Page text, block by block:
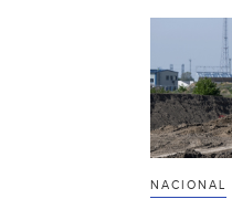
NACIONAL